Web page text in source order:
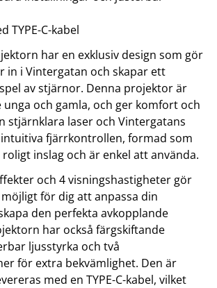
TYPE-C-kabel
har en exklusiv design som gör
in i Vintergatan och skapar ett
av stjärnor. Denna projektor är
och gamla, och ger komfort och
stjärnklara laser och Vintergatans
fjärrkontrollen, formad som
inslag och är enkel att använda.
och 4 visningshastigheter gör
för dig att anpassa din
den perfekta avkopplande
har också färgskiftande
ljusstyrka och två
för extra bekvämlighet. Den är
med en TYPE-C-kabel, vilket